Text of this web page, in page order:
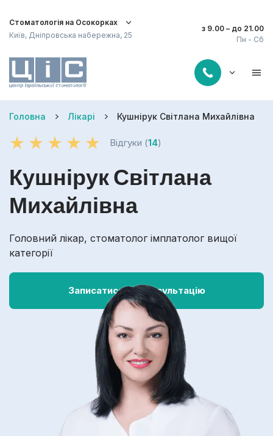
Стоматологія на Осокорках
Київ, Дніпровська набережна, 25
Пн - Сб
з 9.00 – до 21.00
Головна Лікарі Кушнірук Світлана Михайлівна
Відгуки (14)
Кушнірук Світлана
Михайлівна
Головний лікар, стоматолог імплатолог вищої
категорії
Записатися на консультацію